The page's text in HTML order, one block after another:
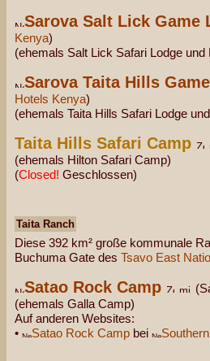
Sarova Salt Lick Game
Kenya)
(ehemals Salt Lick Safari Lodge
Sarova Taita Hills
Hotels Kenya)
(ehemals Taita Hills Safari Lodge
Taita Hills Safari Camp
(ehemals Hilton Safari Camp)
(Closed! Geschlossen)
Taita Ranch
Diese 392 km² große kommunale
Buchuma Gate des Tsavo East
Satao Rock Camp
(ehemals Galla Camp)
Auf anderen Websites:
•
Satao Rock Camp bei